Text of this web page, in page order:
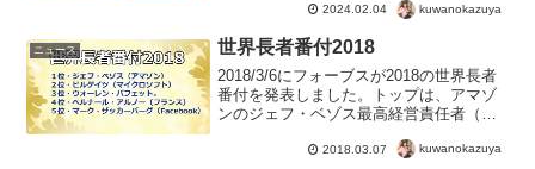
2024.02.04 kuwanokazuya
ニュース 世界長者番付2018
2018/3/6にフォーブスが2018の世界長者
番付を発表しました。トップは、アマゾ
ンのジェフ・ベゾス最高経営責任者（Ｃ
１位、トップに躍り出たんですね。ちな
2018.03.07 kuwanokazuya